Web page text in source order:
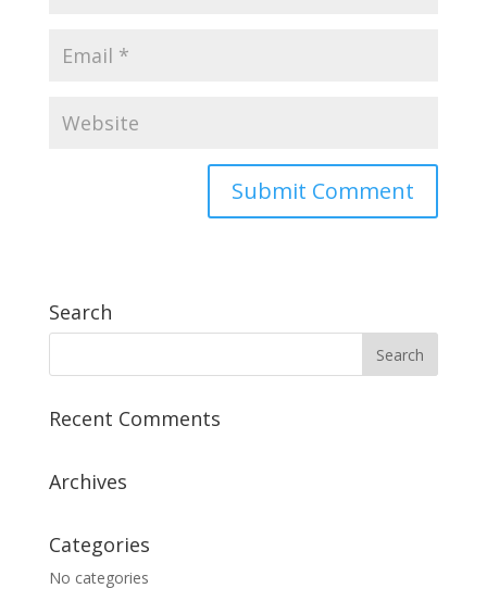
Search
Recent Comments
Archives
Categories
No categories